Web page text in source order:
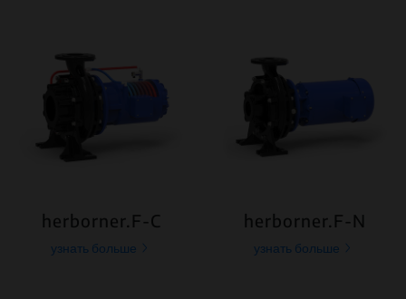
herborner.F-C
узнать больше
herborner.F-N
узнать больше